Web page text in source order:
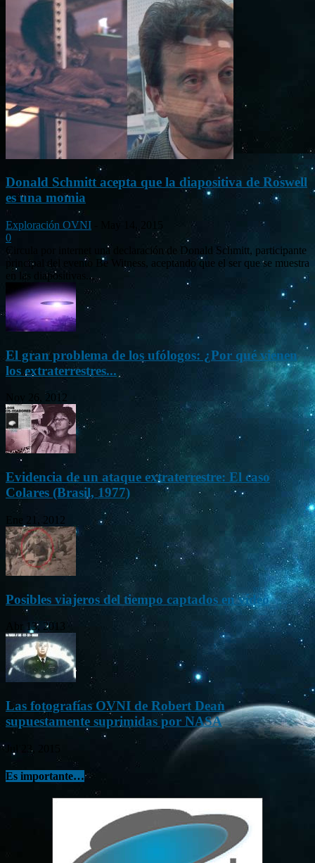
Donald Schmitt acepta que la diapositiva de Roswell
es una momia
Exploración OVNI
0
Circula por internet una declaración de Donald Schmitt, participante
principal del evento Be Witness, aceptando que el ser que se muestra
en las diapositivas...
El gran problema de los ufólogos: ¿Por qué vienen
los extraterrestres...
Nov 26, 2012
Evidencia de un ataque extraterrestre: El caso
Colares (Brasil, 1977)
Ene 21, 2012
Posibles viajeros del tiempo captados en vídeo
Abr 13, 2013
Las fotografías OVNI de Robert Dean
supuestamente suprimidas por NASA
Jul 23, 2015
Es importante…